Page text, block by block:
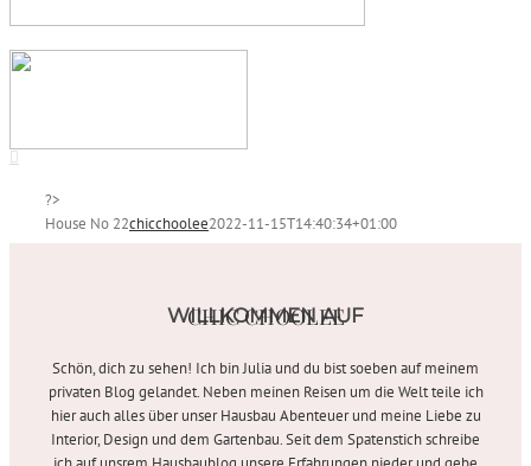
?>
House No 22chicchoolee2022-11-15T14:40:34+01:00
WILLKOMMEN AUF
CHIC CHOOLEE
Schön, dich zu sehen! Ich bin Julia und du bist soeben auf meinem
privaten Blog gelandet. Neben meinen Reisen um die Welt teile ich
hier auch alles über unserHausbau Abenteuer und meine Liebe zu
Interior, Design und dem Gartenbau. Seit dem Spatenstich schreibe